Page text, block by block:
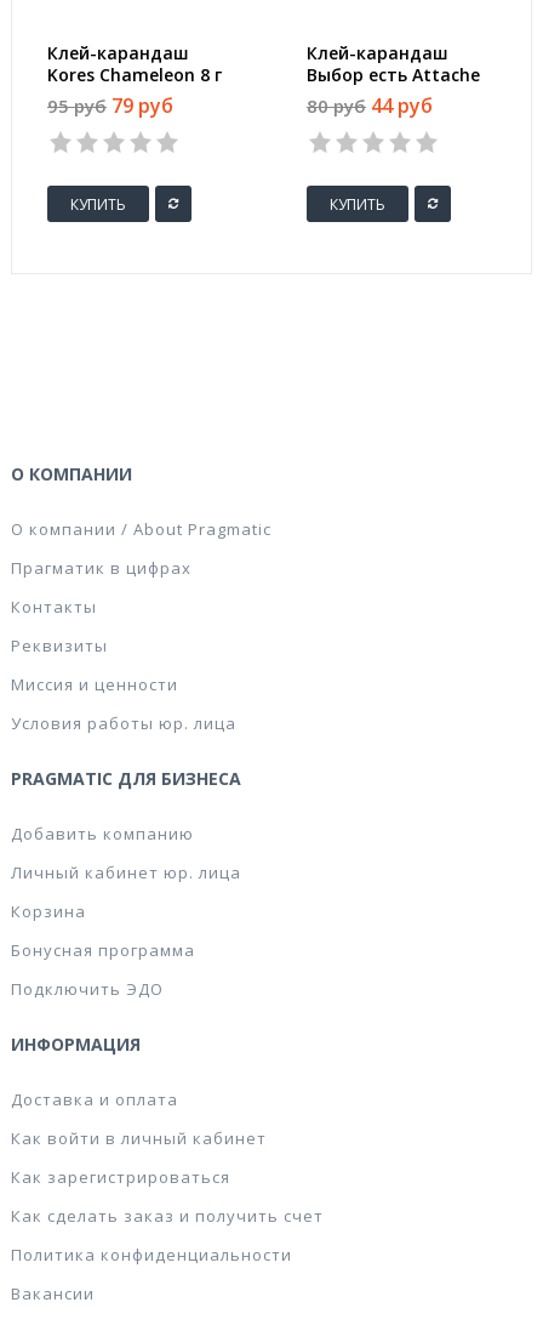
Клей-карандаш
Kores Chameleon 8 г
цветной
(исчезающий цвет)
95 руб 79 руб
КУПИТЬ
Клей-карандаш
Выбор есть Attache
Economy) 15 г
80 руб 44 руб
КУПИТЬ
О КОМПАНИИ
О компании / About Pragmatic
Прагматик в цифрах
Контакты
Реквизиты
Миссия и ценности
Условия работы юр. лица
PRAGMATIC ДЛЯ БИЗНЕСА
Добавить компанию
Личный кабинет юр. лица
Корзина
Бонусная программа
Подключить ЭДО
ИНФОРМАЦИЯ
Доставка и оплата
Как войти в личный кабинет
Как зарегистрироваться
Как сделать заказ и получить счет
Политика конфиденциальности
Вакансии